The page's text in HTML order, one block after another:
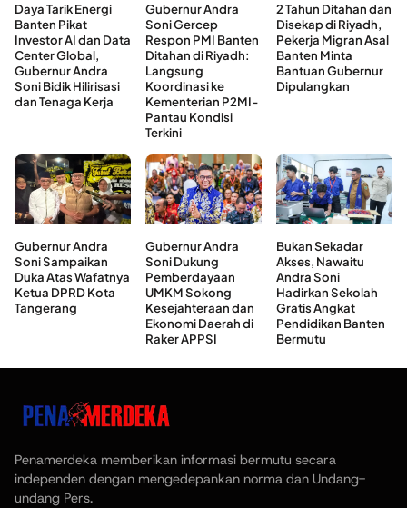
Daya Tarik Energi
Banten Pikat
Investor AI dan Data
Center Global,
Gubernur Andra
Soni Bidik Hilirisasi
dan Tenaga Kerja
Gubernur Andra
Soni Gercep
Respon PMI Banten
Ditahan di Riyadh:
Langsung
Koordinasi ke
Kementerian P2MI-
Pantau Kondisi
Terkini
2 Tahun Ditahan dan
Disekap di Riyadh,
Pekerja Migran Asal
Banten Minta
Bantuan Gubernur
Dipulangkan
Gubernur Andra
Soni Sampaikan
Duka Atas Wafatnya
Ketua DPRD Kota
Tangerang
Gubernur Andra
Soni Dukung
Pemberdayaan
UMKM Sokong
Kesejahteraan dan
Ekonomi Daerah di
Raker APPSI
Bukan Sekadar
Akses, Nawaitu
Andra Soni
Hadirkan Sekolah
Gratis Angkat
Pendidikan Banten
Bermutu
Penamerdeka memberikan informasi bermutu secara
independen dengan mengedepankan norma dan Undang-
undang Pers.